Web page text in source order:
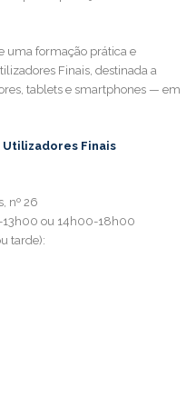
uma formação prática e
Finais, destinada a
tablets e smartphones — em
Finais
nº 26
13h00 ou 14h00-18h00
tarde):